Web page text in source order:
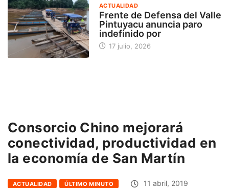
ACTUALIDAD
Frente de Defensa del Valle
Pintuyacu anuncia paro
indefinido por
17 julio, 2026
Consorcio Chino mejorará
conectividad, productividad en
la economía de San Martín
ACTUALIDAD ÚLTIMO MINUTO 11 abril, 2019